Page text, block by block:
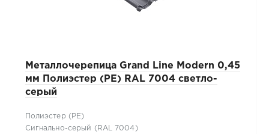
Металлочерепица Grand Line Modern 0,45
мм Полиэстер (PE) RAL 7004 светло-
серый
Полиэстер (РЕ)
Сигнально-серый (RAL 7004)